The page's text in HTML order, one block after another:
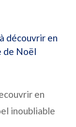
découvrir en
de Noël
en
inoubliable